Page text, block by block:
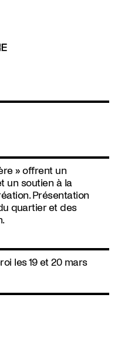
» offrent un
un soutien à la
Présentation
quartier et des
les 19 et 20 mars